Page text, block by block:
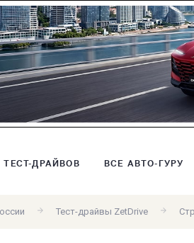
ТЕСТ-ДРАЙВОВ ВСЕ АВТО-ГУРУ
Тест-драйвы ZetDrive